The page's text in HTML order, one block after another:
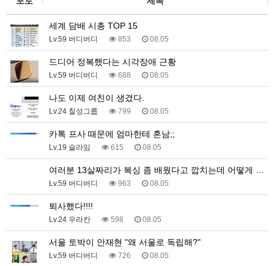
세계 담배 시총 TOP 15
Lv.59 버디버디 853 08.05
드디어 정복했다는 시각장애 근황
Lv.59 버디버디 688 08.05
나도 이제 여친이 생겼다.
Lv.24 칠성그룹 799 08.05
카톡 프사 때문에 엄마한테 혼남;;
Lv.19 슬라임 615 08.05
여러분 13살짜리가 복싱 좀 배웠다고 깝치는데 어떻게 …
Lv.59 버디버디 963 08.05
퇴사했다!!!!
Lv.24 우라칸 598 08.05
서울 토박이 안재현 "왜 서울로 독립해?"
Lv.59 버디버디 726 08.05